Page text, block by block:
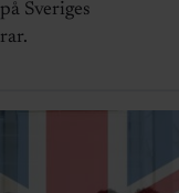
Sveriges